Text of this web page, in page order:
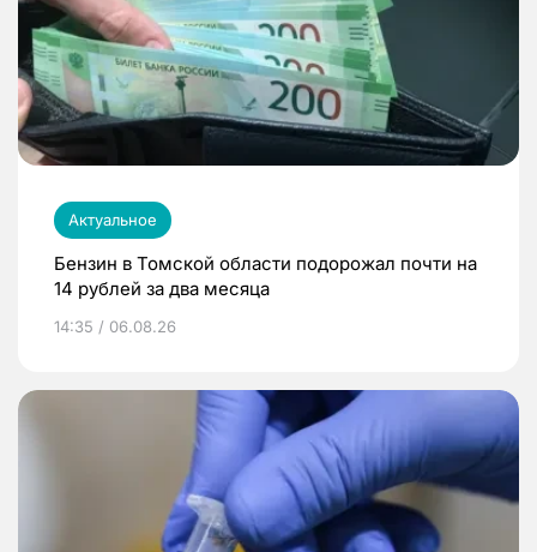
Актуальное
Бензин в Томской области подорожал почти на
14 рублей за два месяца
14:35 / 06.08.26